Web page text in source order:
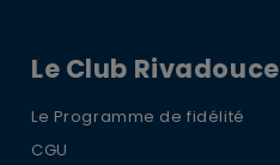
Le Club Rivadouce
Le Programme de fidélité
CGU